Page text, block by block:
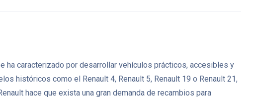
ha caracterizado por desarrollar vehículos prácticos, accesibles y
históricos como el Renault 4, Renault 5, Renault 19 o Renault 21,
hace que exista una gran demanda de recambios para